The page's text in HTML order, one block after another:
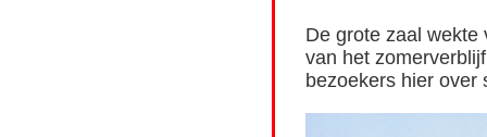
De grote zaal wekte
van het
bezoekers hier over